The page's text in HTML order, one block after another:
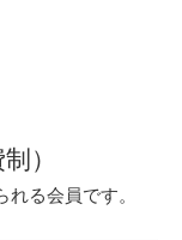
）
る会員です。